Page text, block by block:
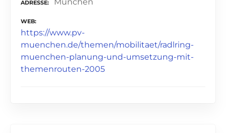
ADRESSE
WEB
https://www.pv-
muenchen.de/themen/mobilitaet/radlring-
muenchen-planung-und-umsetzung-mit-
themenrouten-2005